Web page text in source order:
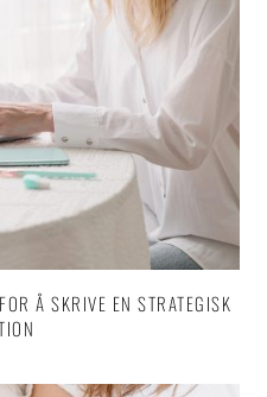
Å SKRIVE EN STRATEGISK